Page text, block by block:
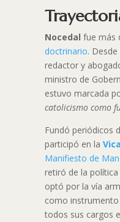
Nocedal fue más
doctrinario.
redactor y
ministro de
estuvo marcada
catolicismo como
Fundó periódicos
participó en la
Manifiesto de
retiró de la
optó por la vía
como
todos sus cargos